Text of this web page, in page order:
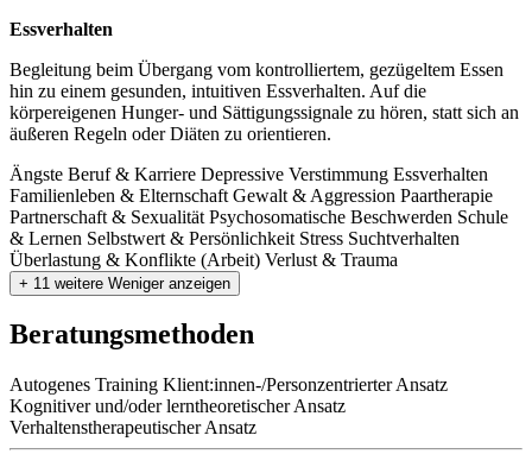
Essverhalten
Begleitung beim Übergang vom kontrolliertem, gezügeltem Essen
hin zu einem gesunden, intuitiven Essverhalten. Auf die
körpereigenen Hunger- und Sättigungssignale zu hören, statt sich an
äußeren Regeln oder Diäten zu orientieren.
Ängste Beruf & Karriere Depressive Verstimmung Essverhalten
Familienleben & Elternschaft Gewalt & Aggression Paartherapie
Partnerschaft & Sexualität Psychosomatische Beschwerden Schule
& Lernen Selbstwert & Persönlichkeit Stress Suchtverhalten
Überlastung & Konflikte (Arbeit) Verlust & Trauma
+ 11 weitere Weniger anzeigen
Beratungsmethoden
Autogenes Training Klient:innen-/Personzentrierter Ansatz
Kognitiver und/oder lerntheoretischer Ansatz
Verhaltenstherapeutischer Ansatz